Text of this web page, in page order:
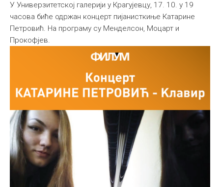
У Универзитетској галерији у Крагујевцу, 17. 10. у 19
часова биће одржан концерт пијанисткиње Катарине
Петровић. На програму су Менделсон, Моцарт и
Прокофјев.